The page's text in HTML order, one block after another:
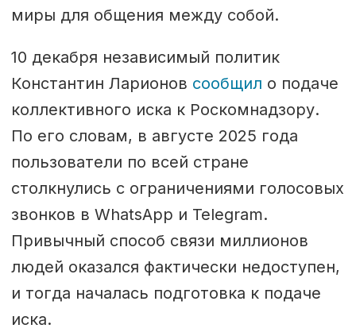
миры для общения между собой.
10 декабря независимый политик
Константин Ларионов сообщил о подаче
коллективного иска к Роскомнадзору.
По его словам, в августе 2025 года
пользователи по всей стране
столкнулись с ограничениями голосовых
звонков в WhatsApp и Telegram.
Привычный способ связи миллионов
людей оказался фактически недоступен,
и тогда началась подготовка к подаче
иска.